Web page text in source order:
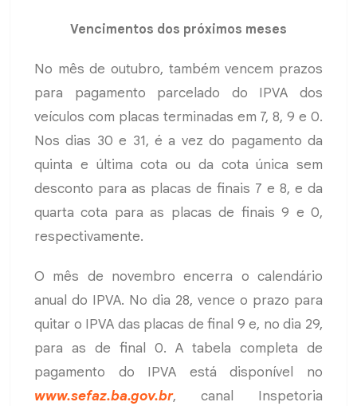
Vencimentos dos próximos meses
No mês de outubro, também vencem prazos
para pagamento parcelado do IPVA dos
veículos com placas terminadas em 7, 8, 9 e 0.
Nos dias 30 e 31, é a vez do pagamento da
quinta e última cota ou da cota única sem
desconto para as placas de finais 7 e 8, e da
quarta cota para as placas de finais 9 e 0,
respectivamente.
O mês de novembro encerra o calendário
anual do IPVA. No dia 28, vence o prazo para
quitar o IPVA das placas de final 9 e, no dia 29,
para as de final 0. A tabela completa de
pagamento do IPVA está disponível no
www.sefaz.ba.gov.br, canal Inspetoria